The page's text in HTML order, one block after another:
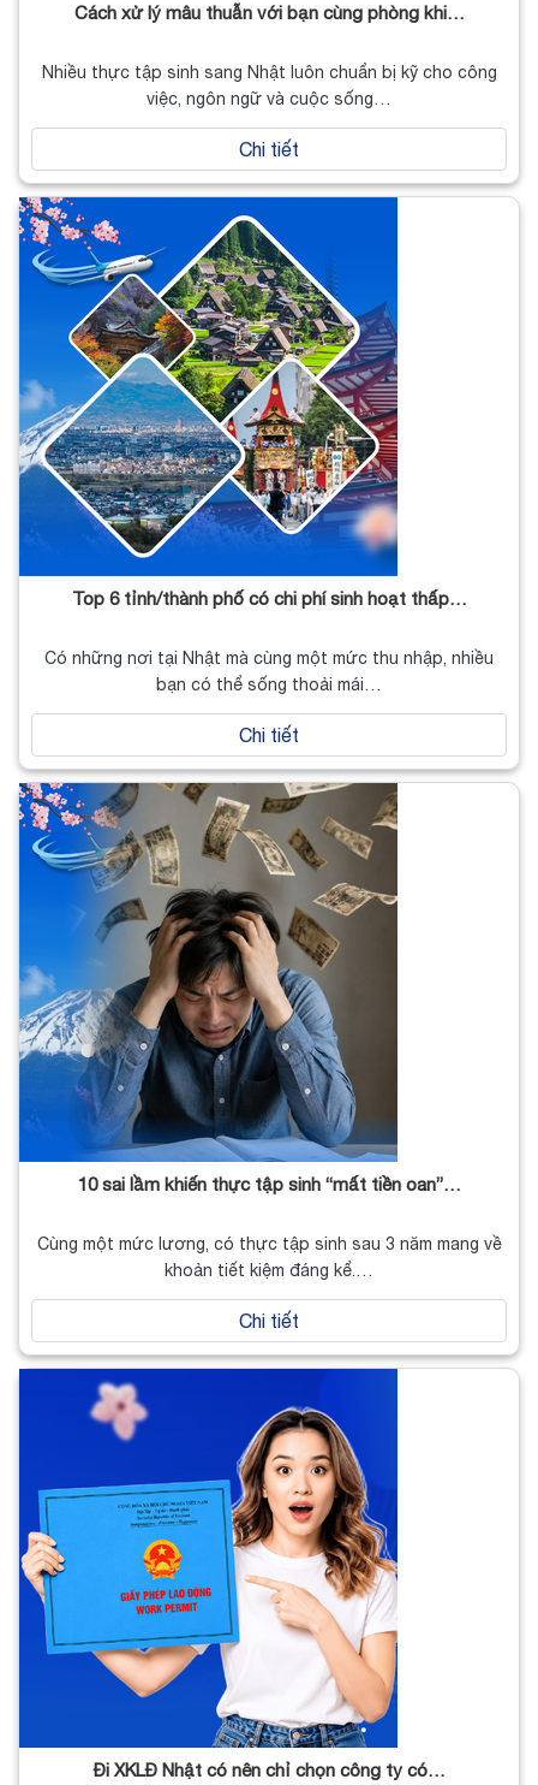
Cách xử lý mâu thuẫn với bạn cùng phòng khi…
Nhiều thực tập sinh sang Nhật luôn chuẩn bị kỹ cho công
việc, ngôn ngữ và cuộc sống…
Chi tiết
Top 6 tỉnh/thành phố có chi phí sinh hoạt thấp…
Có những nơi tại Nhật mà cùng một mức thu nhập, nhiều
bạn có thể sống thoải mái…
Chi tiết
10 sai lầm khiến thực tập sinh “mất tiền oan”…
Cùng một mức lương, có thực tập sinh sau 3 năm mang về
khoản tiết kiệm đáng kể.…
Chi tiết
Đi XKLĐ Nhật có nên chỉ chọn công ty có…